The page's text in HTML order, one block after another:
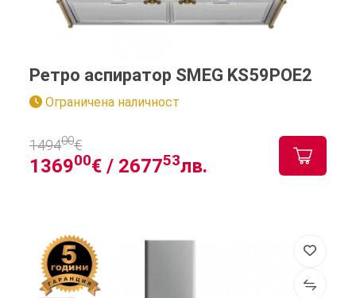
Ретро аспиратор SMEG KS59POE2
Ограничена наличност
136900€ / 267753лв.
149400€